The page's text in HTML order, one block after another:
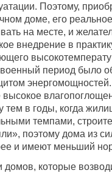
Поэтому,
доме, его
на месте, и
внедрение в
период было
высокое
тем в годы, когда
темпами,
поэтому дома из
и имеют меньший
домов, которые